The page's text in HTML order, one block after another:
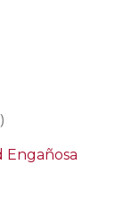
Engañosa